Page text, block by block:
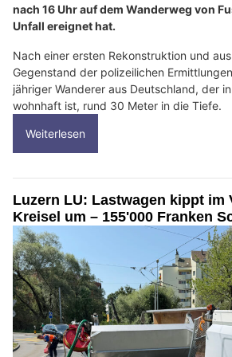
nach 16 Uhr auf dem Wanderweg von
Unfall ereignet hat.
Nach einer ersten Rekonstruktion und
Gegenstand der polizeilichen
jähriger Wanderer aus Deutschland, der
wohnhaft ist, rund 30 Meter in die Tiefe.
Weiterlesen
Luzern LU: Lastwagen kippt im
Kreisel um – 155'000 Franken